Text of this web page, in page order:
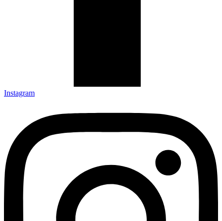
Instagram